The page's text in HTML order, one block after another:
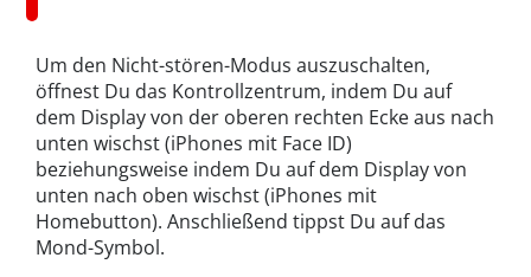
Um den Nicht-stören-Modus auszuschalten,
öffnest Du das Kontrollzentrum, indem Du auf
dem Display von der oberen rechten Ecke aus nach
unten wischst (iPhones mit Face ID)
beziehungsweise indem Du auf dem Display von
unten nach oben wischst (iPhones mit
Homebutton). Anschließend tippst Du auf das
Mond-Symbol.